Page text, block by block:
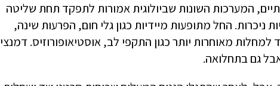
המערכות השונות שביולוגית אמורות לתפקד תחת שליטה
ניכרות. החל מתופעות מיידיות כגון גלי חום, הפרעות שינה,
למחלות מאוחרות יותר כגון התקפי לב, אוסטיאופורוזיס.
גם בתחלואה.